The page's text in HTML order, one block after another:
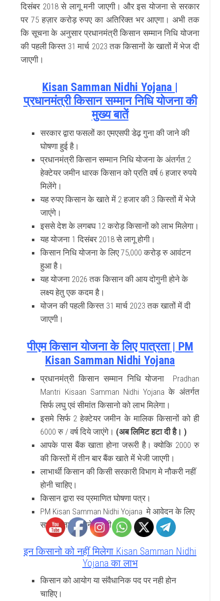
दिसंबर 2018 से लागू मनी जाएगी। और इस योजना से सरकार
पर 75 हज़ार करोड़ रुपए का अतिरिक्त भर आएगा। अभी तक
कि सूचना के अनुसार प्रधानमंत्री किसान सम्मान निधि योजना
की पहली किस्त 31 मार्च 2023 तक किसानों के खातों में भेज दी
जाएगी।
Kisan Samman Nidhi Yojana |
प्रधानमंत्री किसान सम्मान निधि योजना की
मुख्य बातें
सरकार द्वारा फसलों का एमएसपी डेढ़ गुना की जाने की
घोषणा हुई है।
प्रधानमंत्री किसान सम्मान निधि योजना के अंतर्गत 2
हेक्टेयर जमीन धारक किसान को प्रति वर्ष 6 हजार रुपये
मिलेंगे।
यह रुपए किसान के खाते में 2 हजार की 3 किस्तों में भेजे
जाएंगे।
इससे देश के लगबघ 12 करोड़ किसानों को लाभ मिलेगा।
यह योजना 1 दिसंबर 2018 से लागू होगी।
किसान निधि योजना के लिए 75,000 करोड़ रु आवंटन
हुआ है।
यह योजना 2026 तक किसान की आय दोगुनी होने के
लक्ष्य हेतु एक कदम है।
योजन की पहली किस्त 31 मार्च 2023 तक खातों में दी
जाएगी।
पीएम किसान योजना के लिए पात्रता | PM
Kisan Samman Nidhi Yojana
प्रधानमंत्री किसान सम्मान निधि योजना Pradhan
Mantri Kisaan Samman Nidhi Yojana के अंतर्गत
सिर्फ लघु एवं सीमांत किसानो को लाभ मिलेगा।
इसमे सिर्फ 2 हेक्टेयर जमीन के मालिक किसानों को ही
6000 रु / वर्ष दिये जाएंगे। (अब लिमिट हटा दी है। )
आपके पास बैंक खाता होना जरूरी है। क्योकि 2000 रु
की किस्तों में तीन बार बैंक खाते में भेजी जाएगी।
लाभार्थी किसान की किसी सरकारी विभाग मे नौकरी नहीं
होनी चाहिए।
किसान द्वारा स्व प्रमाणित घोषणा पत्र।
PM Kisan Samman Nidhi Yojana मे आवेदन के लिए
सभी दस्तावेज़ होने जरूरी है।
इन किसानो को नहीं मिलेगा Kisan Samman Nidhi
Yojana का लाभ
किसान को आयोग या संवैधानिक पद पर नही होन
चाहिए।